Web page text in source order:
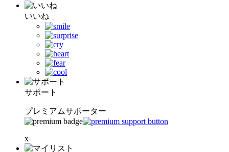
いいね
サポート
プレミアムサポーター
x